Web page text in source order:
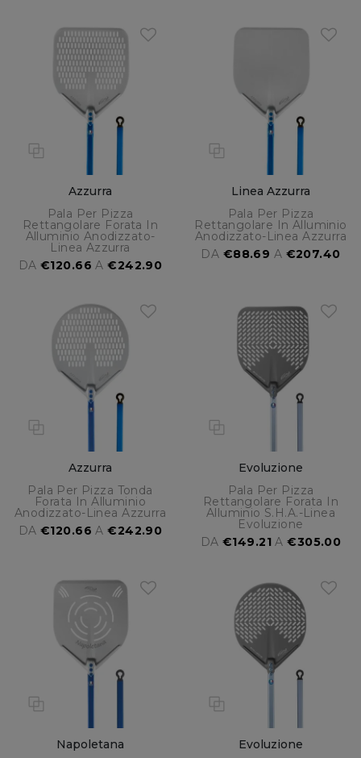
Azzurra
Pala Per Pizza
Rettangolare Forata In
Alluminio Anodizzato-
Linea Azzurra
DA€120.66 A€242.90
Linea Azzurra
Pala Per Pizza
Rettangolare In Alluminio
Anodizzato-Linea Azzurra
DA €88.69 A €207.40
Azzurra
Pala Per Pizza Tonda
Forata In Alluminio
Anodizzato-Linea Azzurra
DA€120.66 A€242.90
Evoluzione
Pala Per Pizza
Rettangolare Forata In
Alluminio S.H.A.-Linea
Evoluzione
DA€149.21 A€305.00
Napoletana
Evoluzione